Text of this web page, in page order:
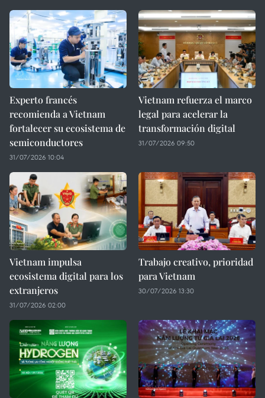
Experto francés
recomienda a Vietnam
fortalecer su ecosistema de
semiconductores
31/07/2026 10:04
Vietnam refuerza el marco
legal para acelerar la
transformación digital
31/07/2026 09:50
Vietnam impulsa
ecosistema digital para los
extranjeros
31/07/2026 02:00
Trabajo creativo, prioridad
para Vietnam
30/07/2026 13:30